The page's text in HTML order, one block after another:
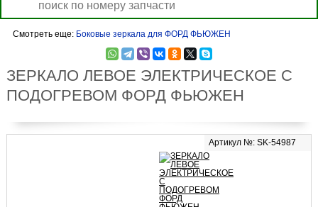
Смотреть еще: Боковые зеркала для ФОРД ФЬЮЖЕН
ЗЕРКАЛО ЛЕВОЕ ЭЛЕКТРИЧЕСКОЕ С
ПОДОГРЕВОМ ФОРД ФЬЮЖЕН
Артикул №: SK-54987